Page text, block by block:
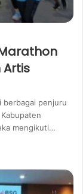
berbagai penjuru
mengikuti…